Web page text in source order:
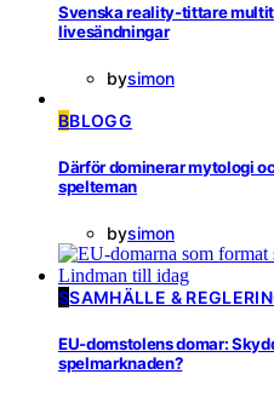
Svenska reality-tittare
livesändningar
bysimon
BBLOGG
Därför dominerar mytologi
spelteman
bysimon
SSAMHÄLLE &
EU-domstolens domar:
spelmarknaden?